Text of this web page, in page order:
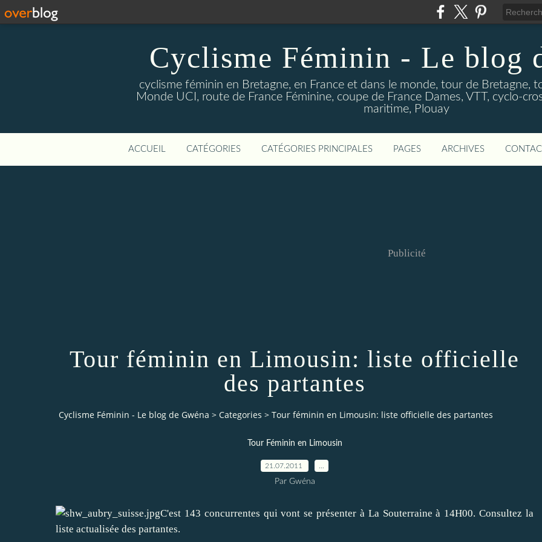
Cyclisme Féminin - Le blog
cyclisme féminin en Bretagne, en France et dans le monde, tour de Bretagne,
Monde UCI, route de France Féminine, coupe de France Dames, VTT, cyclo-
maritime, Plouay
ACCUEIL CATÉGORIES CATÉGORIES PRINCIPALES PAGES ARCHIVES
Publicité
Tour féminin en Limousin: liste officielle
des partantes
Cyclisme Féminin - Le blog de Gwéna > Categories > Tour féminin en Limousin: liste officielle des partantes
Tour Féminin en Limousin
21.07.2011
Par Gwéna
C'est 143 concurrentes qui vont se présenter à La Souterraine à 14H00. Consultez la
liste actualisée des partantes.